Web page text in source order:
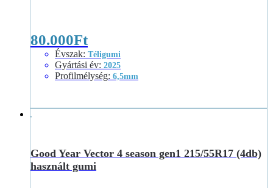
80.000Ft
Évszak: Téligumi
Gyártási év: 2025
Profilmélység: 6,5mm
Good Year Vector 4 season gen1 215/55R17 (4db)
használt gumi